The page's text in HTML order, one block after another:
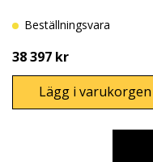
Beställningsvara
38 397 kr
Lägg i varukorgen